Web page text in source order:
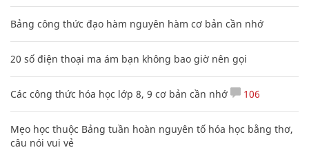
Bảng công thức đạo hàm nguyên hàm cơ bản cần nhớ
20 số điện thoại ma ám bạn không bao giờ nên gọi
Các công thức hóa học lớp 8, 9 cơ bản cần nhớ 106
Mẹo học thuộc Bảng tuần hoàn nguyên tố hóa học bằng thơ,
câu nói vui vẻ